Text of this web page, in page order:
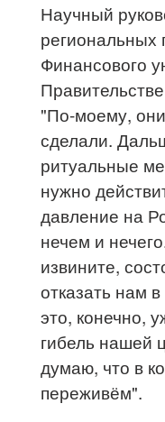
Научный
региональных
Финансового
"​По-моему,
сделали.
ритуальные
нужно
давление на
нечем и
извините,
отказать нам
это, конечно,
гибель нашей
думаю, что в
переживём".